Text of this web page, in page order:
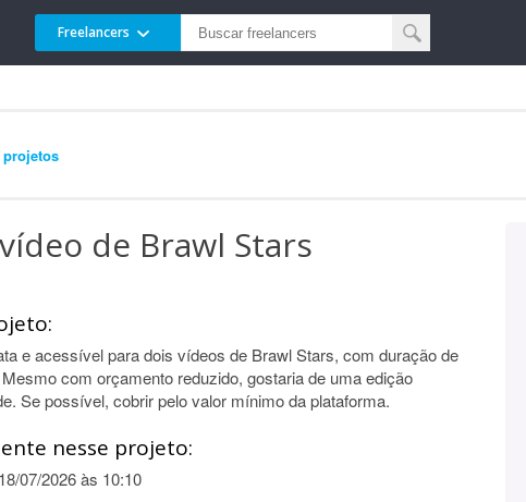
Freelancers
projetos
de Brawl Stars
e acessível para dois vídeos de Brawl Stars, com duração de
com orçamento reduzido, gostaria de uma edição
Se possível, cobrir pelo valor mínimo da plataforma.
nesse projeto:
18/07/2026 às 10:10